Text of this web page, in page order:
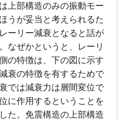
上部構造のみの振動モー
うが妥当と考えられるた
ーリー減衰となると話が
なぜかというと、レーリ
の特徴は、下の図に示す
衰の特徴を有するためで
では減衰力は層間変位で
に作用するということを
た。免震構造の上部構造